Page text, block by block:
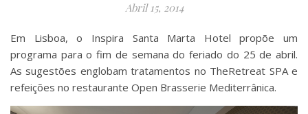
Abril 15, 2014
Em Lisboa, o Inspira Santa Marta Hotel propõe um
programa para o fim de semana do feriado do 25 de abril.
As sugestões englobam tratamentos no TheRetreat SPA e
refeições no restaurante Open Brasserie Mediterrânica.